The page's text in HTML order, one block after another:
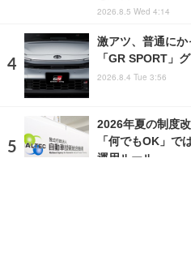
2026.8.5 Wed 4:14
激アツ、普通に
「GR SPORT」
2026.8.4 Tue 3:56
2026年夏の制度
「何でもOK」で
運用ルール